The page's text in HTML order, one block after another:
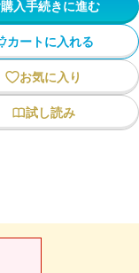
購入手続きに進む
カートに入れる
お気に入り
試し読み